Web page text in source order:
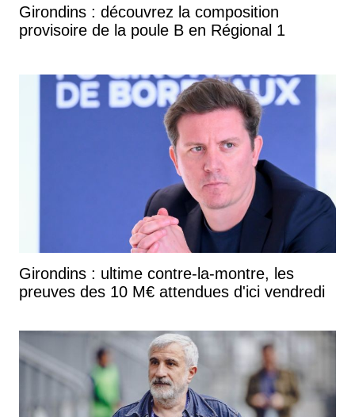
Girondins : découvrez la composition
provisoire de la poule B en Régional 1
Girondins : ultime contre-la-montre, les
preuves des 10 M€ attendues d'ici vendredi